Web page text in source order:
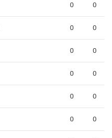
0 0
0 0
0 0
0 0
0 0
0 0